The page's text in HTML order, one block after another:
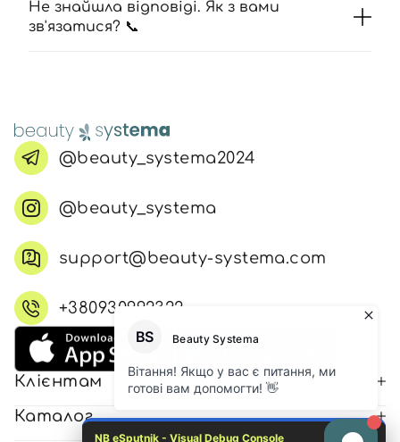
Не знайшла відповіді. Як з вами
зв'язатися? 📞
@beauty_systema2024
@beauty_systema
support@beauty-systema.com
+380930992322
Клієнтам
Каталог
NB eSputnik - Visual Debug Console